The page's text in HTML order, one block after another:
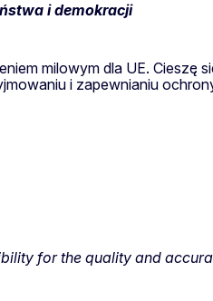
i demokracji
milowym dla UE. Cieszę
i zapewnianiu
for the quality and